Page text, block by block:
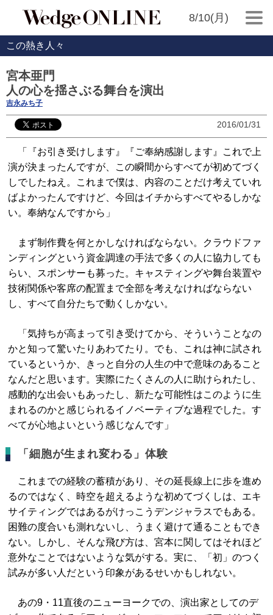
8/10(月)
この熱き人々
宮本亜門
人の心を揺さぶる舞台を演出
吉永みち子
2016/01/31
「『お引き受けします』『ご奉納感謝します』これで上
演が決まったんですが、この瞬間からすべてが初めてづく
しでしたねえ。これまで僕は、内容のことだけ考えていれ
ばよかったんですけど、今回はイチからすべてやるしかな
い。奉納なんですから」
まず制作費を何とかしなければならない。クラウドファ
ンディングという資金調達の手法で多くの人に協力しても
らい、スポンサーも募った。キャスティングや舞台装置や
技術関係や客席の配置まで全部を考えなければならない
し、すべて自分たちで動くしかない。
「気持ちが高まって引き受けてから、そういうことなの
かと知って驚いたりあわてたり。でも、これは神に試され
ているというか、きっと自分の人生の中で意味のあること
なんだと思います。実際にたくさんの人に助けられたし、
感動的な出会いもあったし、新たな可能性はこのように生
まれるのかと感じられるイノベーティブな過程でした。す
べてが心地よいという感じなんです」
「細胞が生まれ変わる」体験
これまでの経験の蓄積があり、その延長線上に歩を進め
るのではなく、時空を超えるような初めてづくしは、エキ
サイティングではあるがけっこうデンジャラスでもある。
困難の度合いも測れないし、うまく避けて通ることもでき
ない。しかし、そんな飛び方は、宮本に関してはそれほど
意外なことではないような気がする。実に、「初」のつく
試みが多い人だという印象があるせいかもしれない。
あの9・11直後のニューヨークでの、演出家としてのデ